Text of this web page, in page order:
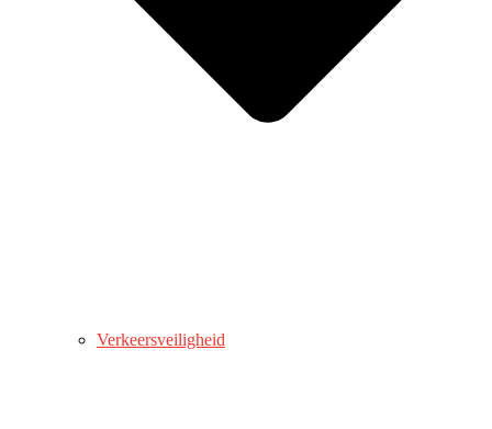
Verkeersveiligheid